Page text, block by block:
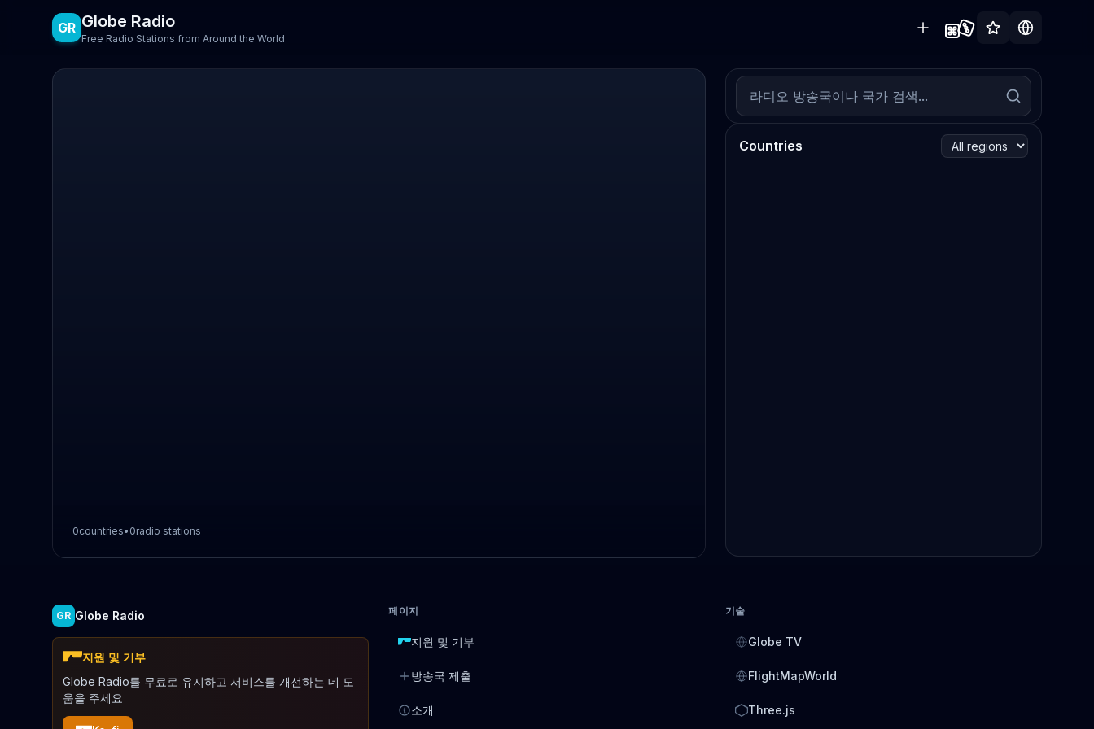
GR Globe Radio
Free Radio Stations from Around the World
0countries• 0radio stations
Countries
GR Globe Radio
지원 및 기부
Globe Radio를 무료로 유지하고 서비스를 개선하는 데 도
움을 주세요
페이지
지원 및 기부
방송국 제출
소개
기술
Globe TV
FlightMapWorld
Three.js